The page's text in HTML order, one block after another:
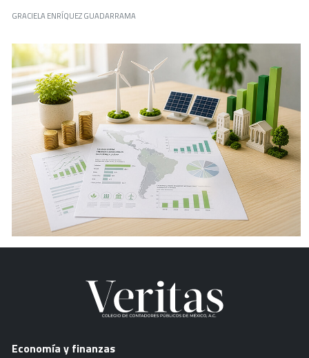
GRACIELA ENRÍQUEZ GUADARRAMA
Economía y finanzas